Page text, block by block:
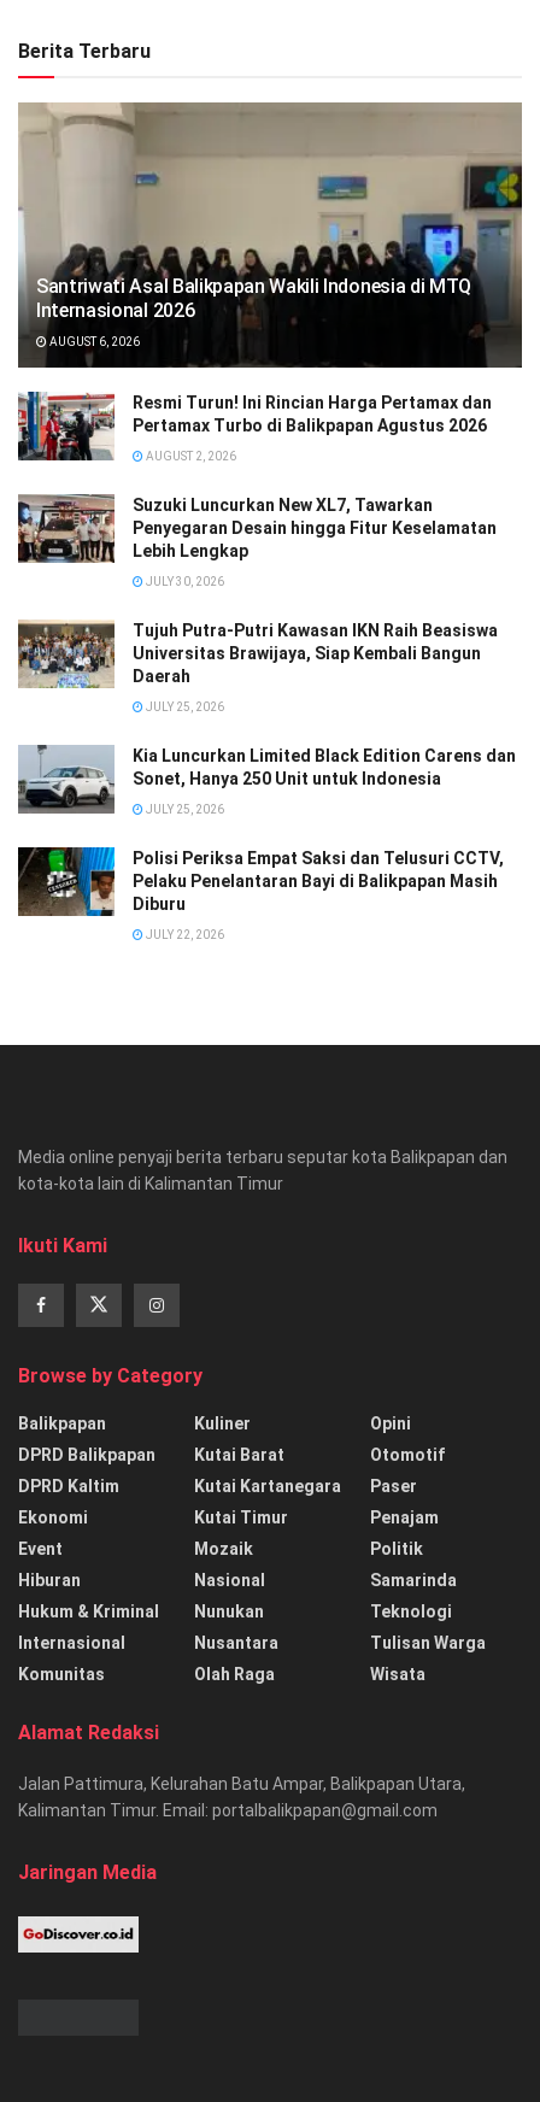
Berita Terbaru
Santriwati Asal Balikpapan Wakili Indonesia di MTQ
Internasional 2026
AUGUST 6, 2026
Resmi Turun! Ini Rincian Harga Pertamax dan
Pertamax Turbo di Balikpapan Agustus 2026
AUGUST 2, 2026
Suzuki Luncurkan New XL7, Tawarkan
Penyegaran Desain hingga Fitur Keselamatan
Lebih Lengkap
JULY 30, 2026
Tujuh Putra-Putri Kawasan IKN Raih Beasiswa
Universitas Brawijaya, Siap Kembali Bangun
Daerah
JULY 25, 2026
Kia Luncurkan Limited Black Edition Carens dan
Sonet, Hanya 250 Unit untuk Indonesia
JULY 25, 2026
Polisi Periksa Empat Saksi dan Telusuri CCTV,
Pelaku Penelantaran Bayi di Balikpapan Masih
Diburu
JULY 22, 2026
Media online penyaji berita terbaru seputar kota Balikpapan dan
kota-kota lain di Kalimantan Timur
Ikuti Kami
Browse by Category
Balikpapan
DPRD Balikpapan
DPRD Kaltim
Ekonomi
Event
Hiburan
Hukum & Kriminal
Internasional
Komunitas
Kuliner
Kutai Barat
Kutai Kartanegara
Kutai Timur
Mozaik
Nasional
Nunukan
Nusantara
Olah Raga
Opini
Otomotif
Paser
Penajam
Politik
Samarinda
Teknologi
Tulisan Warga
Wisata
Alamat Redaksi
Jalan Pattimura, Kelurahan Batu Ampar, Balikpapan Utara,
Kalimantan Timur. Email: portalbalikpapan@gmail.com
Jaringan Media